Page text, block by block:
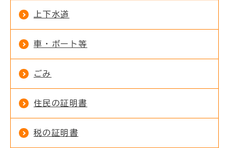
上下水道
車・ボート等
ごみ
住民の証明書
税の証明書